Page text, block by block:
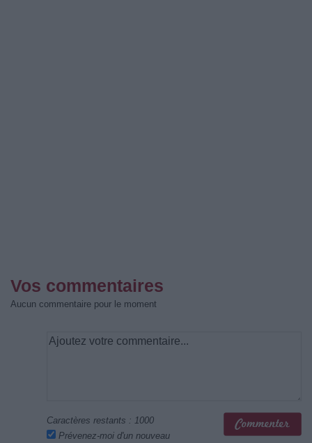
Vos commentaires
Aucun commentaire pour le moment
Caractères restants : 1000
Prévenez-moi d'un nouveau